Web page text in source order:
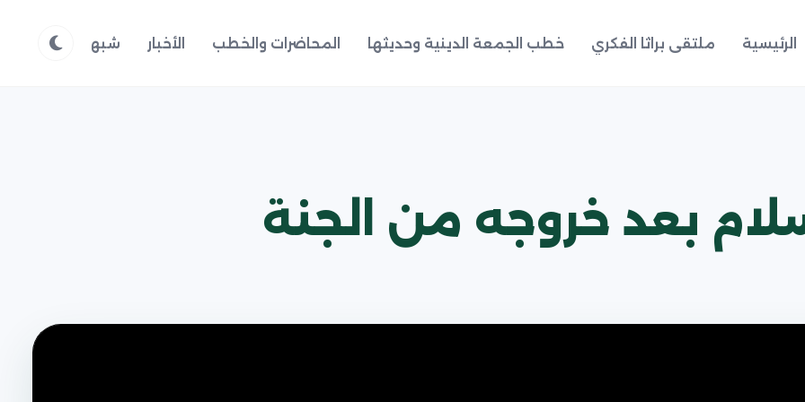
الرئيسية ملتقى براثا الفكري خطب الجمعة الدينية وحديثها المحاضرات والخطب الأخبار شبهات وردود
بعد خروجه من الجنة